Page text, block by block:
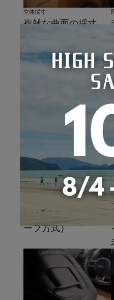
立体採寸
複雑な曲面の採寸
曲面立体成形によ
る、シートの形状に
合わせた精密な型取
ヘッドレスト
固定具には見栄え、
機能性が抜群のJフッ
ク方式を採用。（一
部車種はマジックテ
ープ方式）